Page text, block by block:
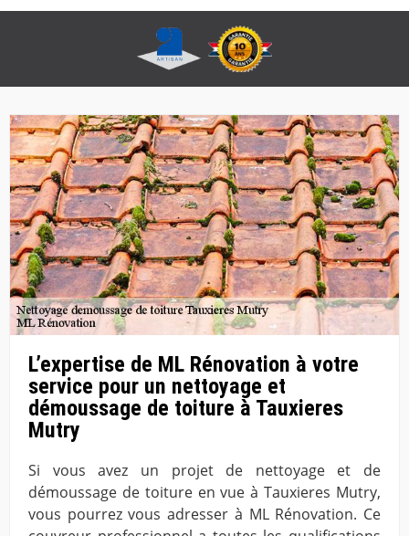
L’expertise de ML Rénovation à votre
service pour un nettoyage et
démoussage de toiture à Tauxieres
Mutry
Si vous avez un projet de nettoyage et de
démoussage de toiture en vue à Tauxieres Mutry,
vous pourrez vous adresser à ML Rénovation. Ce